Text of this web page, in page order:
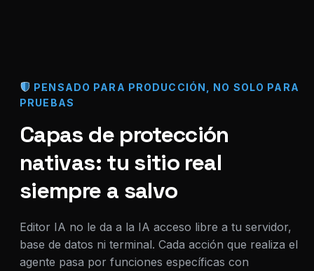
PENSADO PARA PRODUCCIÓN, NO SOLO PARA
PRUEBAS
Capas de protección
nativas: tu sitio real
siempre a salvo
Editor IA no le da a la IA acceso libre a tu servidor,
base de datos ni terminal. Cada acción que realiza el
agente pasa por funciones específicas con